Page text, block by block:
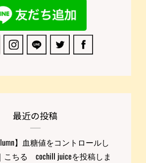
最近の投稿
】血糖値をコントロールし
こちる cochill juiceを投稿しま